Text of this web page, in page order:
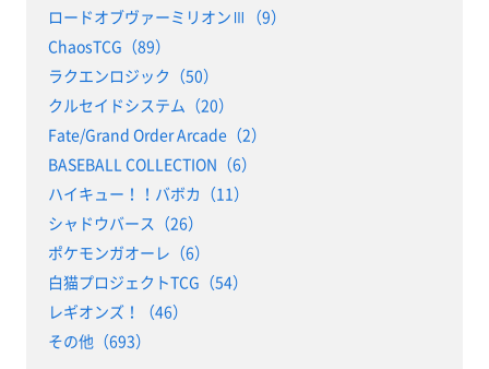
ロードオブヴァーミリオンⅢ（9）
ChaosTCG（89）
ラクエンロジック（50）
クルセイドシステム（20）
Fate/Grand Order Arcade（2）
BASEBALL COLLECTION（6）
ハイキュー！！バボカ（11）
シャドウバース（26）
ポケモンガオーレ（6）
白猫プロジェクトTCG（54）
レギオンズ！（46）
その他（693）